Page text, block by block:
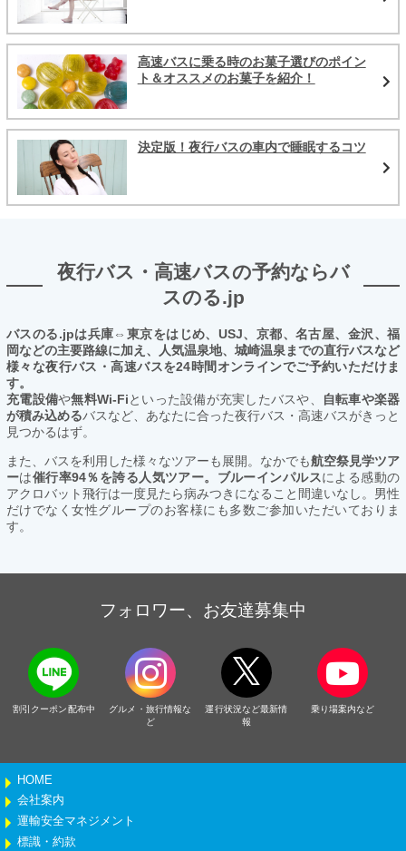
高速バスに乗る時のお菓子選びのポイン
ト＆オススメのお菓子を紹介！
決定版！夜行バスの車内で睡眠するコツ
夜行バス・高速バスの予約ならバ
スのる.jp
バスのる.jpは兵庫⇔東京をはじめ、USJ、京都、名古屋、金沢、福
岡などの主要路線に加え、人気温泉地、城崎温泉までの直行バスなど
様々な夜行バス・高速バスを24時間オンラインでご予約いただけま
す。
充電設備や無料Wi-Fiといった設備が充実したバスや、
自転車や楽器
が積み込めるバスなど、あなたに合った夜行バス・高速バスがきっと
見つかるはず。
また、バスを利用した様々なツアーも展開。なかでも航空祭見学ツア
ーは催行率94％を誇る人気ツアー。ブルーインパルスによる感動の
アクロバット飛行は一度見たら病みつきになること間違いなし。男性
だけでなく女性グループのお客様にも多数ご参加いただいておりま
す。
フォロワー、お友達募集中
割引クーポン配布中
グルメ・旅行情報な
ど
運行状況など最新情
報
乗り場案内など
HOME
会社案内
運輸安全マネジメント
標識・約款